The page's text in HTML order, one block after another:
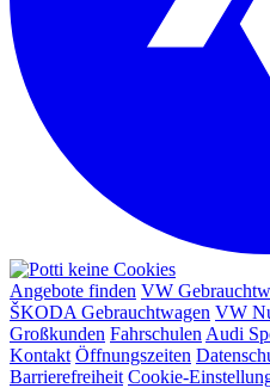
Angebote finden VW
ŠKODA Gebrauchtwagen VW
Großkunden Fahrschulen Audi
Kontakt Öffnungszeiten
Barrierefreiheit Cookie-